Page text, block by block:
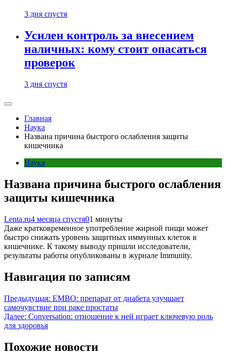
3 дня спустя
Усилен контроль за внесением
наличных: кому стоит опасаться
проверок
3 дня спустя
Главная
Наука
Названа причина быстрого ослабления защиты
кишечника
Наука
Названа причина быстрого ослабления
защиты кишечника
Lenta.ru4 месяца спустя01 минуты
Даже кратковременное употребление жирной пищи может
быстро снижать уровень защитных иммунных клеток в
кишечнике. К такому выводу пришли исследователи,
результаты работы опубликованы в журнале Immunity.
Навигация по записям
Предыдущая: EMBO: препарат от диабета улучшает
самочувствие при раке простаты
Далее: Conversation: отношение к ней играет ключевую роль
для здоровья
Похожие новости